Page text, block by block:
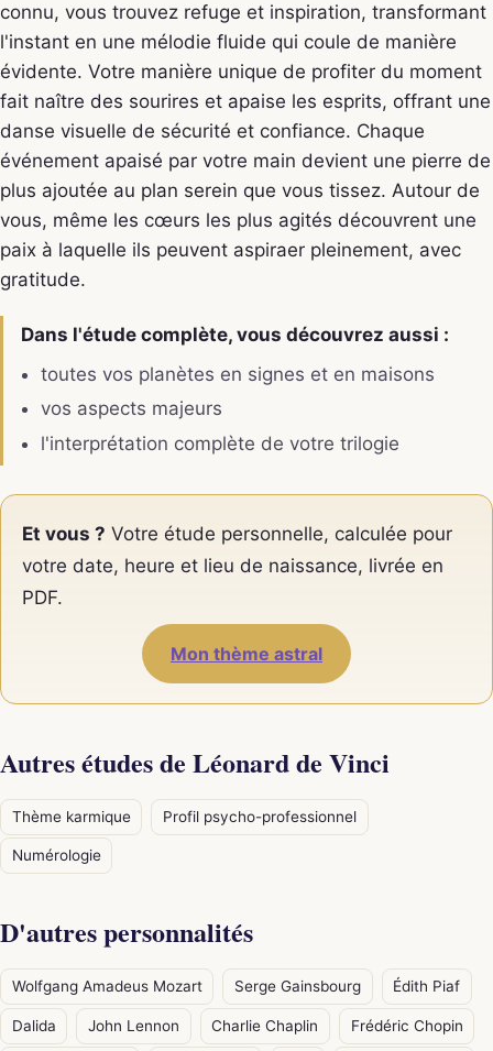
connu, vous trouvez refuge et inspiration, transformant
l'instant en une mélodie fluide qui coule de manière
évidente. Votre manière unique de profiter du moment
fait naître des sourires et apaise les esprits, offrant une
danse visuelle de sécurité et confiance. Chaque
événement apaisé par votre main devient une pierre de
plus ajoutée au plan serein que vous tissez. Autour de
vous, même les cœurs les plus agités découvrent une
paix à laquelle ils peuvent aspiraer pleinement, avec
gratitude.
Dans l'étude complète, vous découvrez aussi :
toutes vos planètes en signes et en maisons
vos aspects majeurs
l'interprétation complète de votre trilogie
Et vous ? Votre étude personnelle, calculée pour
votre date, heure et lieu de naissance, livrée en
PDF.
Mon thème astral
Autres études de Léonard de Vinci
Thème karmique Profil psycho-professionnel
Numérologie
D'autres personnalités
Wolfgang Amadeus Mozart Serge Gainsbourg Édith Piaf
Dalida John Lennon Charlie Chaplin Frédéric Chopin